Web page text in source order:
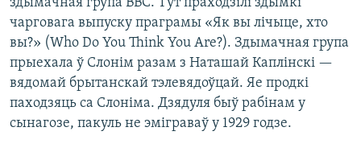
чарговага выпуску праграмы «Як вы лічыце, хто
вы?» (Who Do You Think You Are?). Здымачная група
прыехала ў Слонім разам з Наташай Каплінскі —
вядомай брытанскай тэлевядоўцай. Яе продкі
паходзяць са Слоніма. Дзядуля быў рабінам у
сынагозе, пакуль не эміграваў у 1929 годзе.